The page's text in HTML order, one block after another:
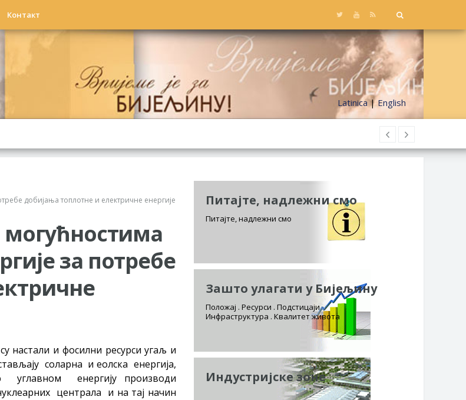
Контакт
Latinica| English
добијања топлотне и електричне енергије
могућностима
за потребе
настали и фосилни ресурси угаљ и
соларна и еолска енергија,
енергију производи
централа и на тај начин
Питајте, надлежни смо
Питајте, надлежни смо
Зашто улагати у Бијељину
Положај . Ресурси . Подстицаји
Инфраструктура . Квалитет живота
Индустријске зоне